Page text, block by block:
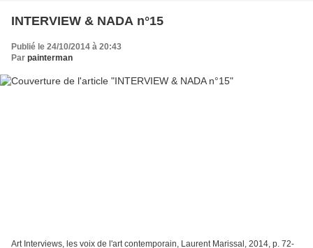
INTERVIEW & NADA n°15
Publié le 24/10/2014 à 20:43
Par painterman
Art Interviews, les voix de l'art contemporain, Laurent Marissal, 2014, p. 72-